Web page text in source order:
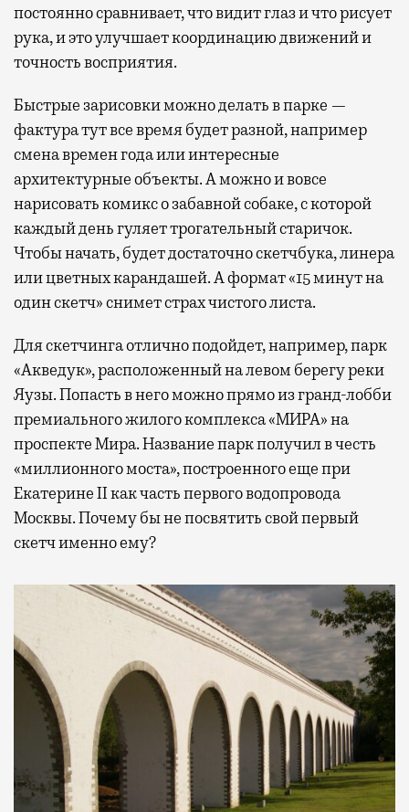
постоянно сравнивает, что видит глаз и что рисует
рука, и это улучшает координацию движений и
точность восприятия.
Быстрые зарисовки можно делать в парке —
фактура тут все время будет разной, например
смена времен года или интересные
архитектурные объекты. А можно и вовсе
нарисовать комикс о забавной собаке, с которой
каждый день гуляет трогательный старичок.
Чтобы начать, будет достаточно скетчбука, линера
или цветных карандашей. А формат «15 минут на
один скетч» снимет страх чистого листа.
Для скетчинга отлично подойдет, например, парк
«Акведук», расположенный на левом берегу реки
Яузы. Попасть в него можно прямо из гранд-лобби
премиального жилого комплекса «МИРА» на
проспекте Мира. Название парк получил в честь
«миллионного моста», построенного еще при
Екатерине II как часть первого водопровода
Москвы. Почему бы не посвятить свой первый
скетч именно ему?